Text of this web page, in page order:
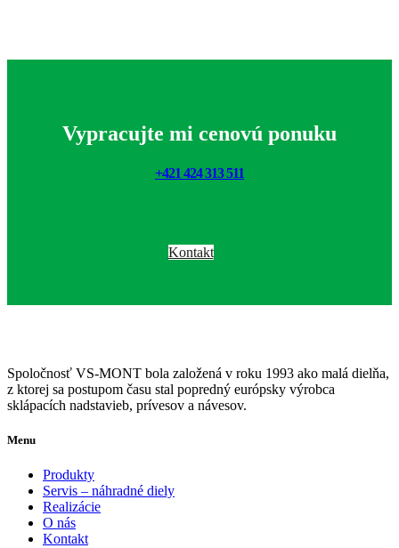
Vypracujte mi cenovú ponuku
+421 424 313 511
Kontakt
Spoločnosť VS-MONT bola založená v roku 1993 ako malá dielňa,
z ktorej sa postupom času stal popredný európsky výrobca
sklápacích nadstavieb, prívesov a návesov.
Menu
Produkty
Servis – náhradné diely
Realizácie
O nás
Kontakt